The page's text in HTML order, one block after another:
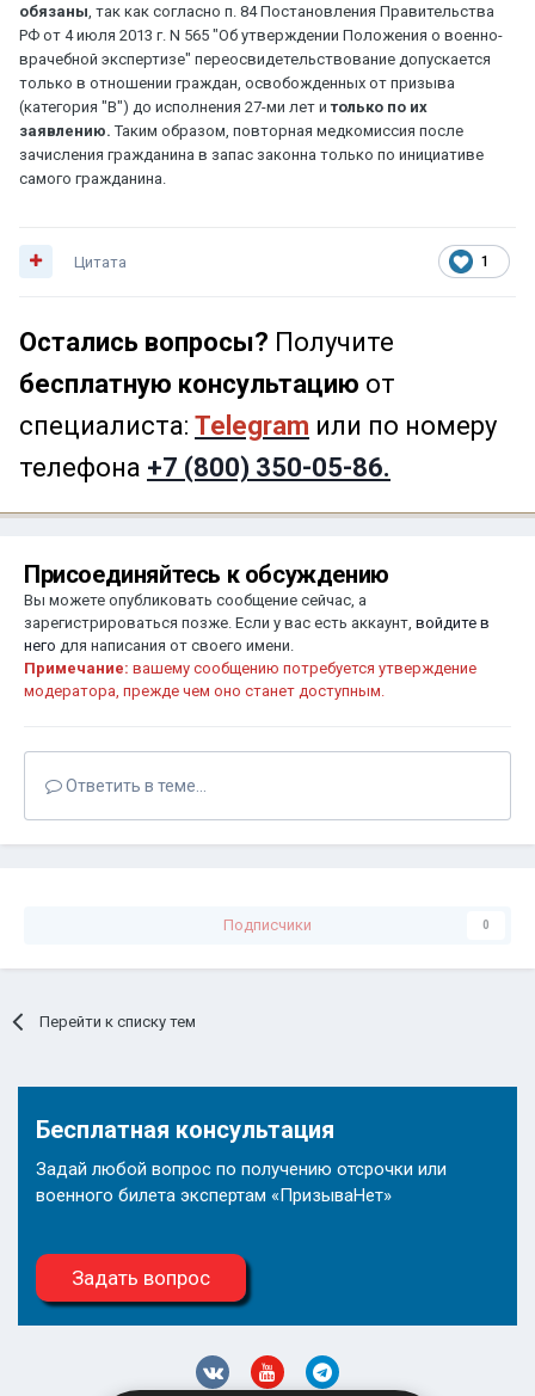
обязаны , так как согласно п. 84 Постановления Правительства
РФ от 4 июля 2013 г. N 565 "Об утверждении Положения о военно-
врачебной экспертизе" переосвидетельствование допускается
только в отношении граждан, освобожденных от призыва
(категория "В") до исполнения 27-ми лет итолько по их
заявлению. Таким образом, повторная медкомиссия после
зачисления гражданина в запас законна только по инициативе
самого гражданина.
1
Цитата
Остались вопросы? Получите
бесплатную консультацию от
специалиста: Telegram или по номеру
телефона +7 (800) 350-05-86.
Присоединяйтесь к обсуждению
Вы можете опубликовать сообщение сейчас, а
зарегистрироваться позже. Если у вас есть аккаунт, войдите в
него для написания от своего имени.
Примечание: вашему сообщению потребуется утверждение
модератора, прежде чем оно станет доступным.
Ответить в теме...
Подписчики 0
Перейти к списку тем
Бесплатная консультация
Задай любой вопрос по получению отсрочки или
военного билета экспертам «ПризываНет»
Задать вопрос